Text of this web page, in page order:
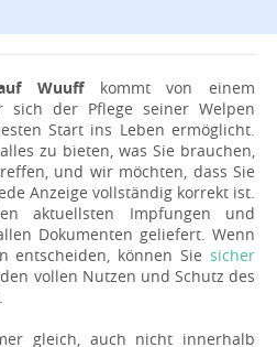
Wuuffkommt von einem
sich der Pflege seiner Welpen
Start ins Leben ermöglicht.
zu bieten, was Sie brauchen,
und wir möchten, dass Sie
Anzeige vollständig korrekt ist.
aktuellsten Impfungen und
Dokumenten geliefert. Wenn
entscheiden, können Sie sicher
vollen Nutzen und Schutz des
gleich, auch nicht innerhalb